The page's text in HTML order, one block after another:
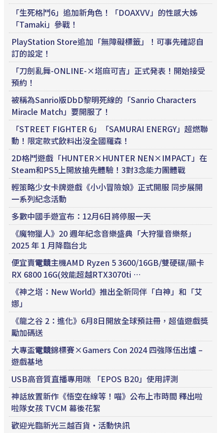
「生死格鬥6」追加新角色！「DOAXVV」的性感大姊
「Tamaki」參戰！
PlayStation Store追加「無障礙標籤」！可事先確認自
訂的設定！
「刀劍亂舞-ONLINE-×塔麻可吉」正式発表！開始接受
預約！
被稱為Sanrio版DbD黎明死線的「Sanrio Characters
Miracle Match」要開服了！
「STREET FIGHTER 6」「SAMURAI ENERGY」超燃聯
動！限定款式飲料出沒全國羅森！
2D格鬥遊戲「HUNTER×HUNTER NEN×IMPACT」在
Steam和PS5上開放搶先體驗！3對3念能力團體戰
輕策略少女卡牌遊戲《小小冒險娘》正式開服 同步展開
一系列紀念活動
多數中國手遊宣布：12月6日將停服一天
《魔物獵人》20 週年紀念音樂盛典「大狩獵音樂祭」
2025 年 1 月降臨台北
便宜賣電競主機AMD Ryzen 5 3600/16GB/雙硬碟/顯卡
RX 6800 16G(效能超越RTX3070ti …
《神之塔：New World》推出全新同伴「白神」和「艾
娜」
《龍之谷 2：進化》6月8日開放全球預註冊，超值遊戲獎
勵加碼送
大專盃電競錦標賽×Gamers Con 2024 四強隊伍出爐 –
遊戲基地
USB高音質直播專用咪 「EPOS B20」使用評測
神話放置新作《悟空在線等！喵》公布上市時間 釋出啦
啦隊女孩 TVCM 幕後花絮
歡迎光臨新光三越百貨‧活動快訊